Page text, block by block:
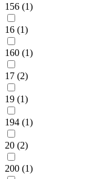
156 (1)
16 (1)
160 (1)
17 (2)
19 (1)
194 (1)
20 (2)
200 (1)